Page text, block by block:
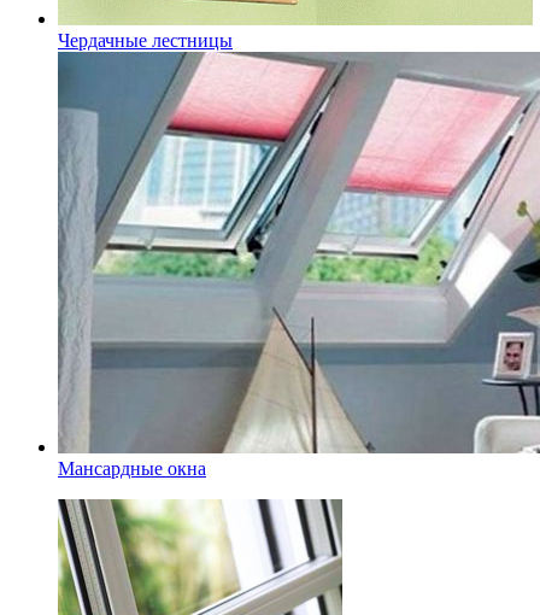
Чердачные лестницы
Мансардные окна